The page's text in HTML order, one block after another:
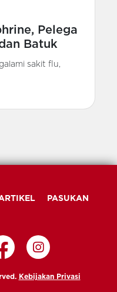
Pelega
Batuk
sakit flu,
PASUKAN
Kebijakan Privasi